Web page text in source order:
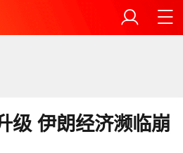
级 伊朗经济濒临崩